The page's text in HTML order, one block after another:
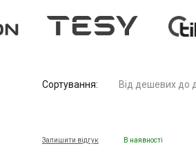
Сортування: Від дешевих до
Залишити відгук В наявності